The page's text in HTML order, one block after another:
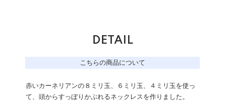
DETAIL
こちらの商品について
赤いカーネリアンの８ミリ玉、６ミリ玉、４ミリ玉を使っ
て、頭からすっぽりかぶれるネックレスを作りました。